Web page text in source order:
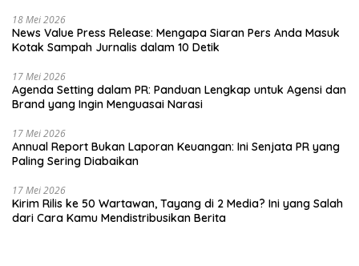
18 Mei 2026
News Value Press Release: Mengapa Siaran Pers Anda Masuk
Kotak Sampah Jurnalis dalam 10 Detik
17 Mei 2026
Agenda Setting dalam PR: Panduan Lengkap untuk Agensi dan
Brand yang Ingin Menguasai Narasi
17 Mei 2026
Annual Report Bukan Laporan Keuangan: Ini Senjata PR yang
Paling Sering Diabaikan
17 Mei 2026
Kirim Rilis ke 50 Wartawan, Tayang di 2 Media? Ini yang Salah
dari Cara Kamu Mendistribusikan Berita